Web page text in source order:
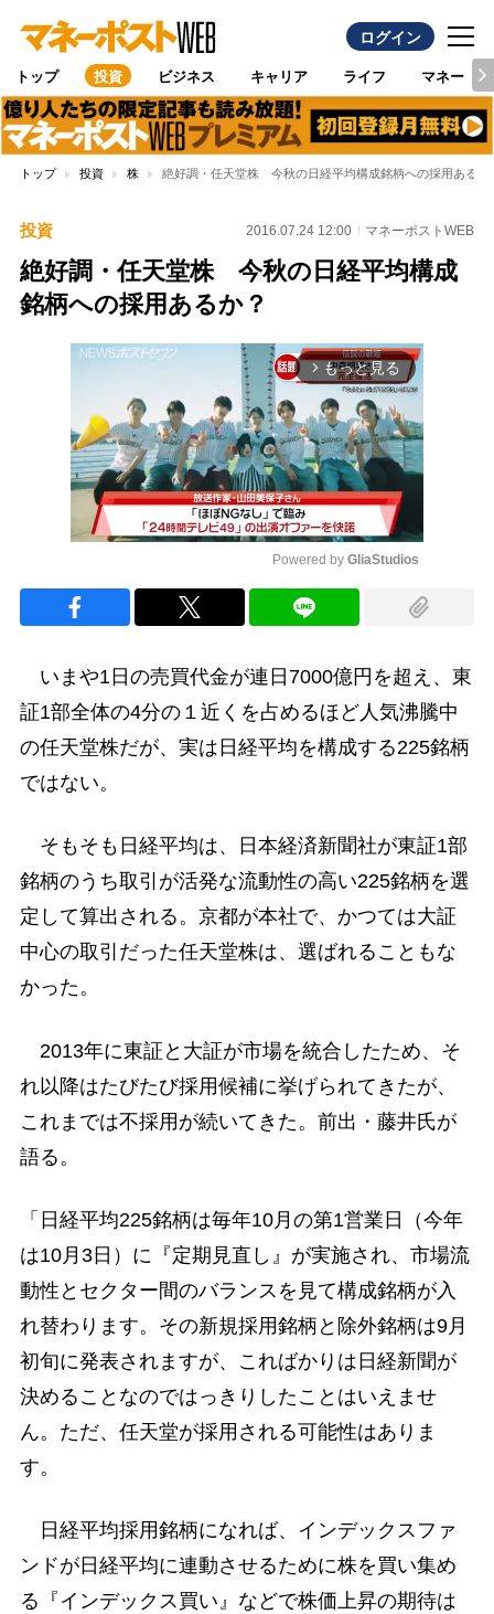
ログイン
トップ 投資 ビジネス キャリア ライフ マネー
トップ 投資 株 絶好調・任天堂株 今秋の日経平均構成銘柄への採用あるか
投資 2016.07.24 12:00 マネーポストWEB
絶好調・任天堂株 今秋の日経平均構成
銘柄への採用あるか？
arrow_forward_ios もっと見る
Powered by GliaStudios
いまや1日の売買代金が連日7000億円を超え、東
証1部全体の4分の１近くを占めるほど人気沸騰中
の任天堂株だが、実は日経平均を構成する225銘柄
ではない。
そもそも日経平均は、日本経済新聞社が東証1部
銘柄のうち取引が活発な流動性の高い225銘柄を選
定して算出される。京都が本社で、かつては大証
中心の取引だった任天堂株は、選ばれることもな
かった。
2013年に東証と大証が市場を統合したため、そ
れ以降はたびたび採用候補に挙げられてきたが、
これまでは不採用が続いてきた。前出・藤井氏が
語る。
「日経平均225銘柄は毎年10月の第1営業日（今年
は10月3日）に『定期見直し』が実施され、市場流
動性とセクター間のバランスを見て構成銘柄が入
れ替わります。その新規採用銘柄と除外銘柄は9月
初旬に発表されますが、こればかりは日経新聞が
決めることなのではっきりしたことはいえませ
ん。ただ、任天堂が採用される可能性はありま
す。
日経平均採用銘柄になれば、インデックスファ
ンドが日経平均に連動させるために株を買い集め
る『インデックス買い』などで株価上昇の期待は